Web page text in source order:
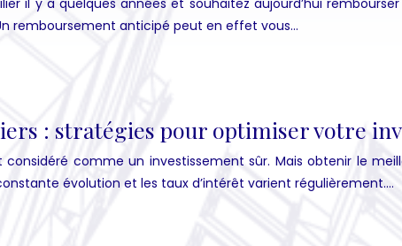
il y a quelques années et souhaitez aujourd’hui
remboursement anticipé peut en effet vous…
: stratégies pour optimiser votre
considéré comme un investissement sûr. Mais obtenir le
évolution et les taux d’intérêt varient régulièrement….